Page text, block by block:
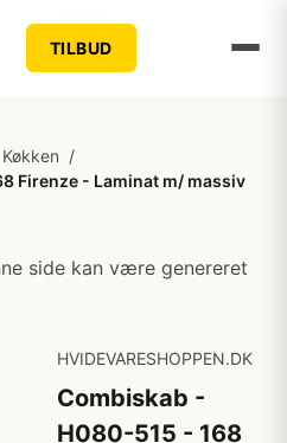
TILBUD
Køkken /
Firenze - Laminat m/ massiv
side kan være genereret
HVIDEVARESHOPPEN.DK
Combiskab -
H080-515 - 168